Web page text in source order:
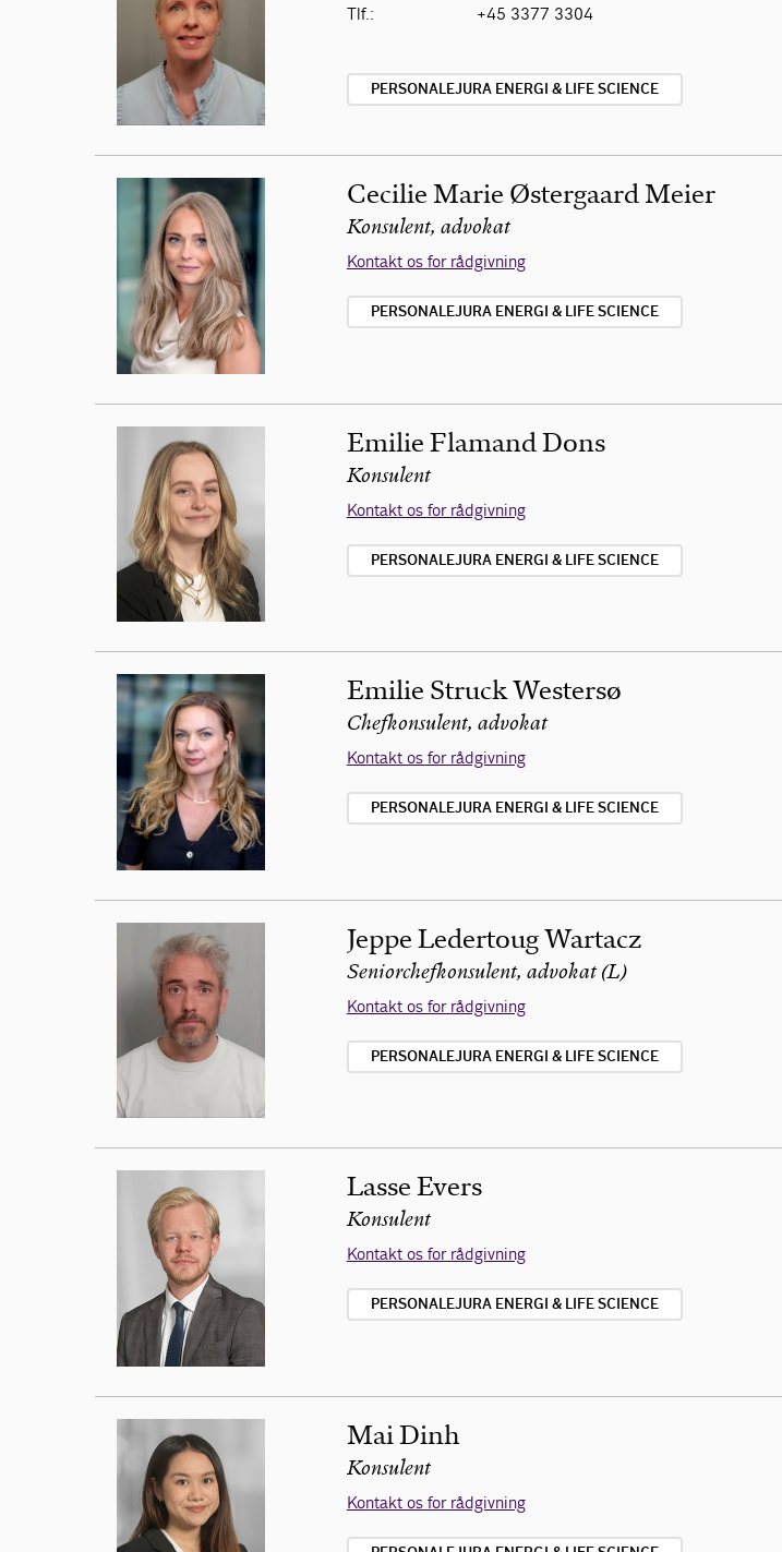
Tlf.:
+45 3377 3304
PERSONALEJURA ENERGI & LIFE SCIENCE
Cecilie Marie Østergaard Meier
Konsulent, advokat
Kontakt os for rådgivning
PERSONALEJURA ENERGI & LIFE SCIENCE
Emilie Flamand Dons
Konsulent
Kontakt os for rådgivning
PERSONALEJURA ENERGI & LIFE SCIENCE
Emilie Struck Westersø
Chefkonsulent, advokat
Kontakt os for rådgivning
PERSONALEJURA ENERGI & LIFE SCIENCE
Jeppe Ledertoug Wartacz
Seniorchefkonsulent, advokat (L)
Kontakt os for rådgivning
PERSONALEJURA ENERGI & LIFE SCIENCE
Lasse Evers
Konsulent
Kontakt os for rådgivning
PERSONALEJURA ENERGI & LIFE SCIENCE
Mai Dinh
Konsulent
Kontakt os for rådgivning